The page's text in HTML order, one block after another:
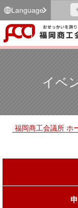
Language
イベ
福岡商工会議所 ホ